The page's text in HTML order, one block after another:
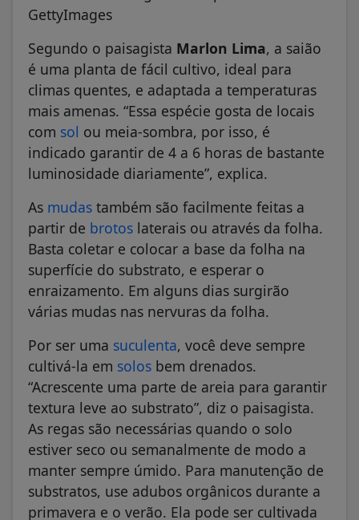
GettyImages
Segundo o paisagista Marlon Lima, a saião
é uma planta de fácil cultivo, ideal para
climas quentes, e adaptada a temperaturas
mais amenas. “Essa espécie gosta de locais
com sol ou meia-sombra, por isso, é
indicado garantir de 4 a 6 horas de bastante
luminosidade diariamente”, explica.
As mudas também são facilmente feitas a
partir de brotos laterais ou através da folha.
Basta coletar e colocar a base da folha na
superfície do substrato, e esperar o
enraizamento. Em alguns dias surgirão
várias mudas nas nervuras da folha.
Por ser uma suculenta, você deve sempre
cultivá-la em solos bem drenados.
“Acrescente uma parte de areia para garantir
textura leve ao substrato”, diz o paisagista.
As regas são necessárias quando o solo
estiver seco ou semanalmente de modo a
manter sempre úmido. Para manutenção de
substratos, use adubos orgânicos durante a
primavera e o verão. Ela pode ser cultivada